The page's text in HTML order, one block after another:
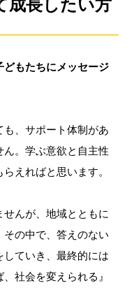
成長したい方
もたちにメッセージ
も、サポート体制があ
。学ぶ意欲と自主性
えればと思います。
んが、地域とともに
の中で、答えのない
ていき、最終的には
社会を変えられる』